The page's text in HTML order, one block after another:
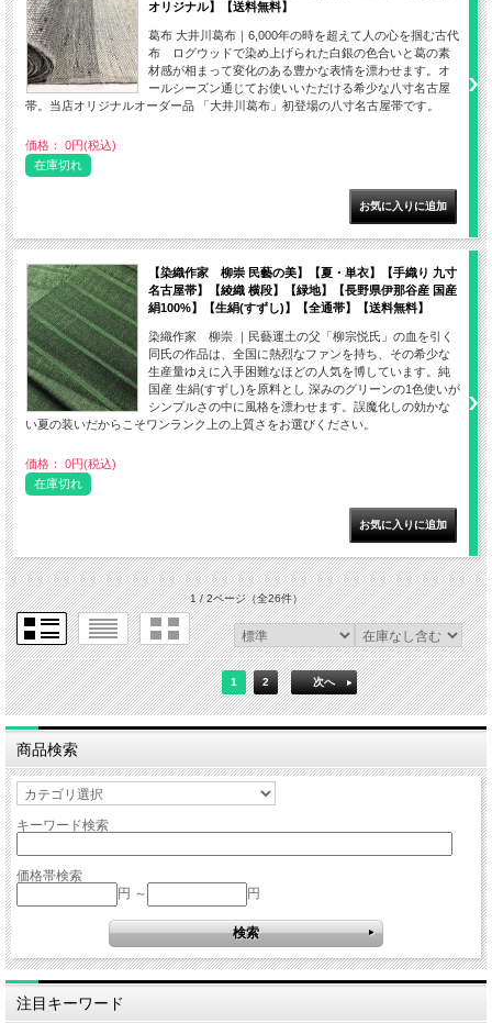
オリジナル】【送料無料】
葛布 大井川葛布｜6,000年の時を超えて人の心を掴む古代
布 ログウッドで染め上げられた白銀の色合いと葛の素
材感が相まって変化のある豊かな表情を漂わせます。オ
ールシーズン通じてお使いいただける希少な八寸名古屋
帯。当店オリジナルオーダー品 「大井川葛布」初登場の八寸名古屋帯です。
価格： 0円(税込)
在庫切れ
【染織作家 柳崇 民藝の美】【夏・単衣】【手織り 九寸
名古屋帯】【綾織 横段】【緑地】【長野県伊那谷産 国産
絹100%】【生絹(すずし)】【全通帯】【送料無料】
染織作家 柳崇 ｜民藝運土の父「柳宗悦氏」の血を引く
同氏の作品は、全国に熱烈なファンを持ち、その希少な
生産量ゆえに入手困難なほどの人気を博しています。純
国産 生絹(すずし)を原料とし 深みのグリーンの1色使いが
シンプルさの中に風格を漂わせます。誤魔化しの効かな
い夏の装いだからこそワンランク上の上質さをお選びください。
価格： 0円(税込)
在庫切れ
1 / 2ページ（全26件）
1 2 次へ
商品検索
キーワード検索
価格帯検索
円 ～
円
注目キーワード